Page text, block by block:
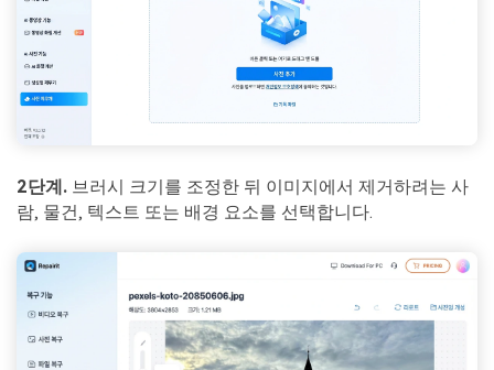
2단계. 브러시 크기를 조정한 뒤 이미지에서 제거하려는 사
람, 물건, 텍스트 또는 배경 요소를 선택합니다.